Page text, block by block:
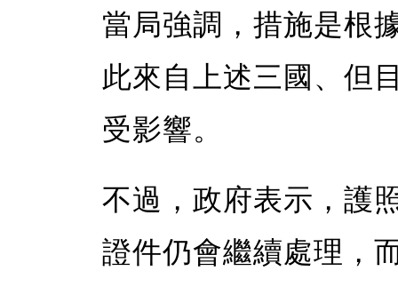
當局強調，措施是根
此來自上述三國、但
受影響。
不過，政府表示，護
證件仍會繼續處理，